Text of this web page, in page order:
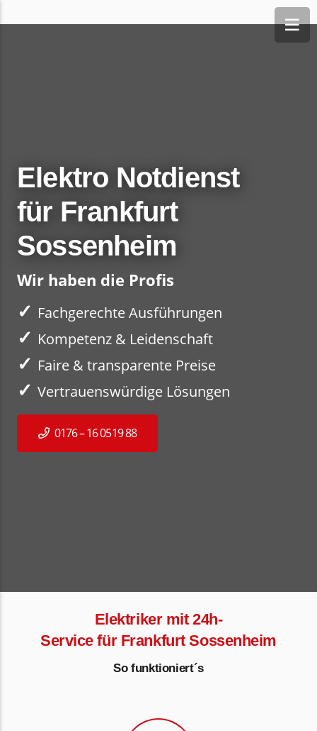
Elektro Notdienst
für Frankfurt
Sossenheim
Wir haben die Profis
✓ Fachgerechte Ausführungen
✓ Kompetenz & Leidenschaft
✓ Faire & transparente Preise
✓ Vertrauenswürdige Lösungen
0176 – 16 0519 88
Elektriker mit 24h-
Service für Frankfurt Sossenheim
So funktioniert´s